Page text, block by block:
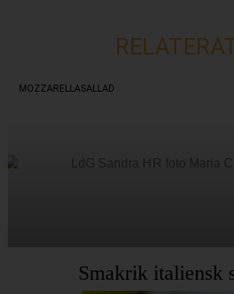
MOZZARELLASALLAD
Smakrik italiensk